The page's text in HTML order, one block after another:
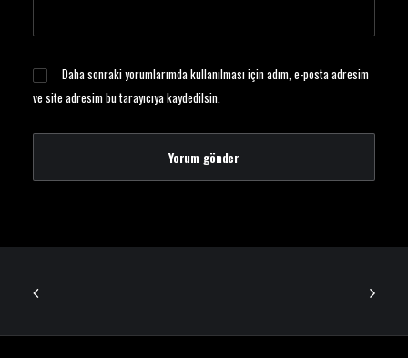
Daha sonraki yorumlarımda kullanılması için adım, e-posta adresim
ve site adresim bu tarayıcıya kaydedilsin.